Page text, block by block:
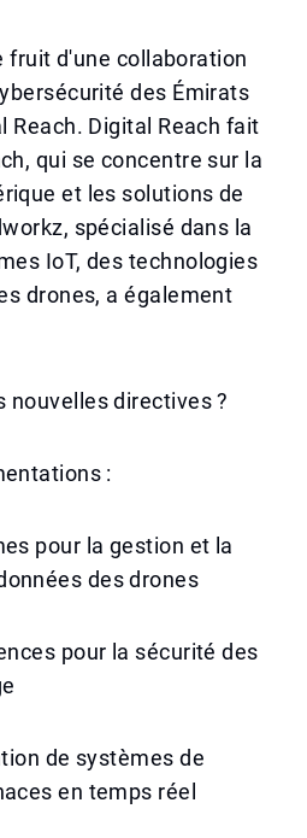
fruit d'une collaboration
des Émirats
Reach. Digital Reach fait
qui se concentre sur la
et les solutions de
spécialisé dans la
IoT, des technologies
drones, a également
nouvelles directives ?
:
pour la gestion et la
des drones
pour la sécurité des
de systèmes de
en temps réel